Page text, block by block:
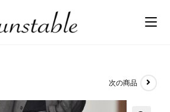
次の商品